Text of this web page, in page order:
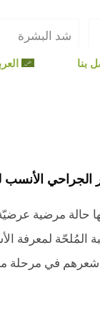
بنا
شد البشرة
الجراحي
حالة مرضية